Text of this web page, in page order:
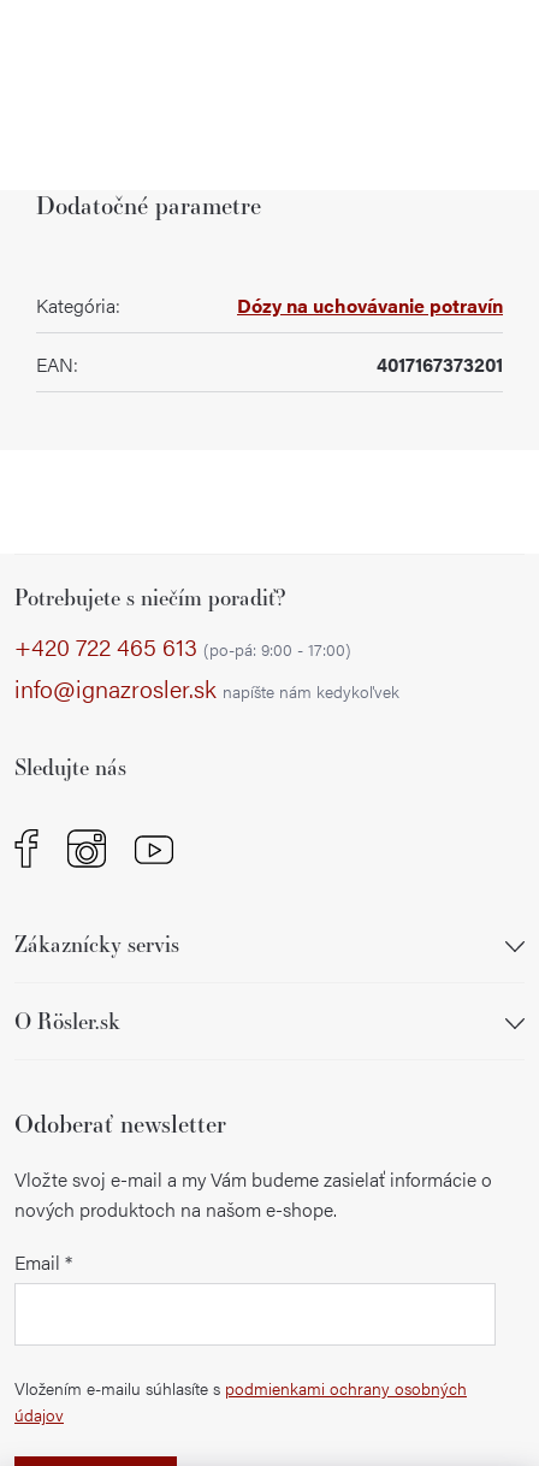
Dodatočné parametre
Kategória: Dózy na uchovávanie potravín
EAN: 4017167373201
Potrebujete s niečím poradiť?
+420 722 465 613 (po-pá: 9:00 - 17:00)
info@ignazrosler.sk napíšte nám kedykoľvek
Sledujte nás
Zákaznícky servis
O Rösler.sk
Odoberať newsletter
Vložte svoj e-mail a my Vám budeme zasielať informácie o
nových produktoch na našom e-shope.
Email
Vložením e-mailu súhlasíte s podmienkami ochrany osobných
údajov